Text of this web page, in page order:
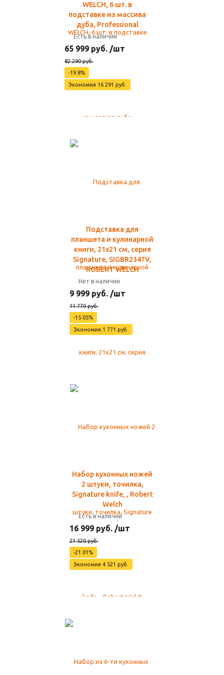
WELCH, 6 шт. в
подставке из массива
дуба, Professional
Есть в наличии
65 999 руб. /шт
82 290 руб.
-19.8%
Экономия 16 291 руб.
Подставка для
планшета и кулинарной
книги, 21х21 см, серия
Signature, SIGBR2347V,
ROBERT WELCH
Нет в наличии
9 999 руб. /шт
11 770 руб.
-15.05%
Экономия 1 771 руб.
Набор кухонных ножей
2 штуки, точилка,
Signature knife, , Robert
Welch
Есть в наличии
16 999 руб. /шт
21 520 руб.
-21.01%
Экономия 4 521 руб.